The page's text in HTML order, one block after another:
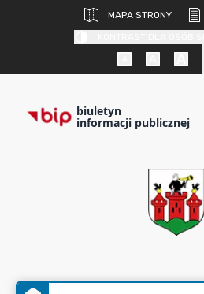
MAPA STRONY
biuletyn
informacji publicznej